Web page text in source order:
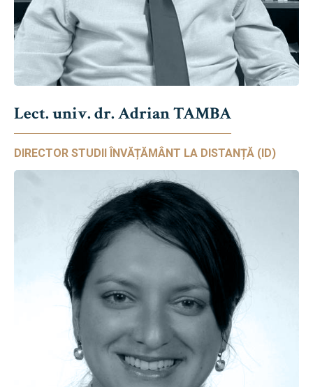
Lect. univ. dr. Adrian TAMBA
DIRECTOR STUDII ÎNVĂȚĂMÂNT LA DISTANȚĂ (ID)